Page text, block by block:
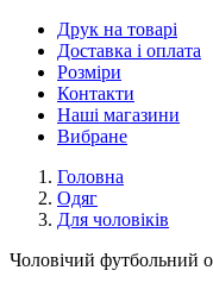
Друк на товарі
Доставка і оплата
Розміри
Контакти
Наші магазини
Вибране
Головна
Одяг
Для чоловіків
Чоловічий футбольний